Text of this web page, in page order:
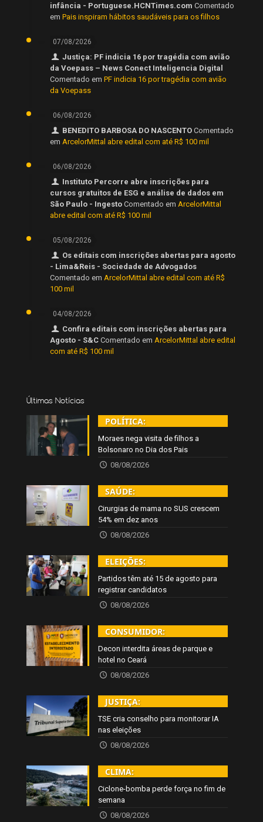
infância - Portuguese.HCNTimes.com Comentado
em Pais inspiram hábitos saudáveis para os filhos
07/08/2026
Justiça: PF indicia 16 por tragédia com avião
da Voepass – News Conect Inteligencia Digital
Comentado em PF indicia 16 por tragédia com avião
da Voepass
06/08/2026
BENEDITO BARBOSA DO NASCENTO Comentado
em ArcelorMittal abre edital com até R$ 100 mil
06/08/2026
Instituto Percorre abre inscrições para
cursos gratuitos de ESG e análise de dados em
São Paulo - Ingesto Comentado em ArcelorMittal
abre edital com até R$ 100 mil
05/08/2026
Os editais com inscrições abertas para agosto
- Lima&Reis - Sociedade de Advogados
Comentado em ArcelorMittal abre edital com até R$
100 mil
04/08/2026
Confira editais com inscrições abertas para
Agosto - S&C Comentado em ArcelorMittal abre edital
com até R$ 100 mil
Últimas Notícias
POLÍTICA:
Moraes nega visita de filhos a
Bolsonaro no Dia dos Pais
08/08/2026
SAÚDE:
Cirurgias de mama no SUS crescem
54% em dez anos
08/08/2026
ELEIÇÕES:
Partidos têm até 15 de agosto para
registrar candidatos
08/08/2026
CONSUMIDOR:
Decon interdita áreas de parque e
hotel no Ceará
08/08/2026
JUSTIÇA:
TSE cria conselho para monitorar IA
nas eleições
08/08/2026
CLIMA:
Ciclone-bomba perde força no fim de
semana
08/08/2026